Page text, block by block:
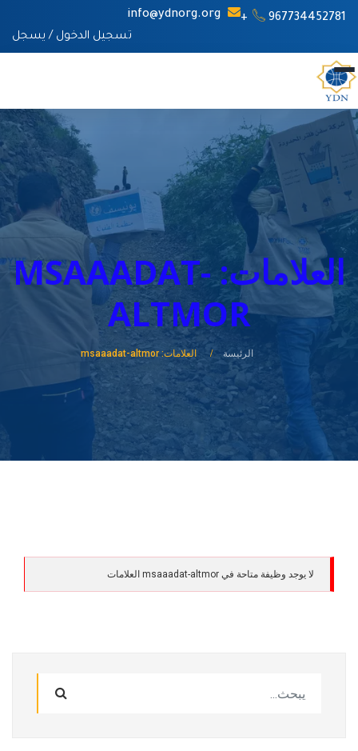
967734452781+
info@ydnorg.org
تسجيل الدخول / يسجل
العلامات: MSAAADAT-
ALTMOR
الرئيسة العلامات: msaaadat-altmor
لا يوجد وظيفة متاحة في msaaadat-altmor العلامات